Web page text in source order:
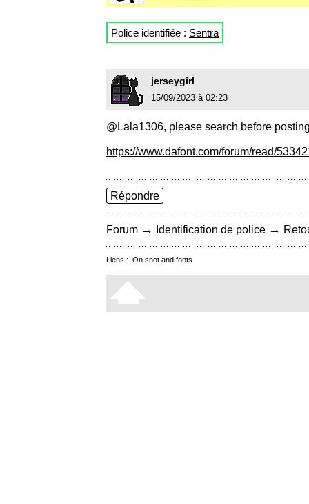
Police identifiée : Sentra
jerseygirl
15/09/2023 à 02:23
@Lala1306, please search before
https://www.dafont.com/forum/read/
Répondre
Forum → Identification de police →
Liens : On snot and fonts